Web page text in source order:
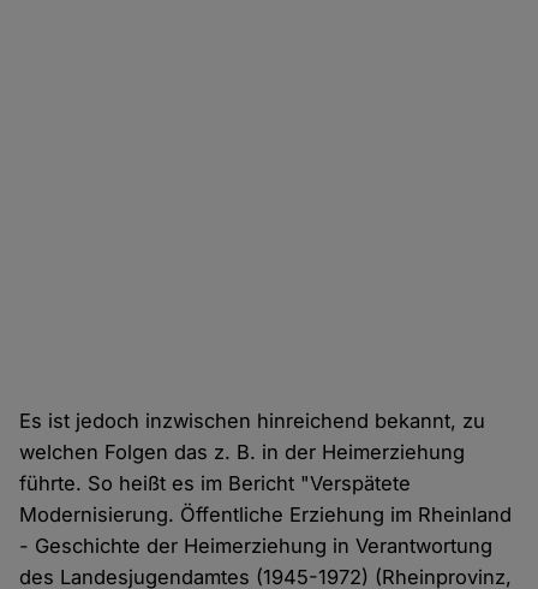
Es ist jedoch inzwischen hinreichend bekannt, zu
welchen Folgen das z. B. in der Heimerziehung
führte. So heißt es im Bericht "Verspätete
Modernisierung. Öffentliche Erziehung im Rheinland
- Geschichte der Heimerziehung in Verantwortung
des Landesjugendamtes (1945-1972) (Rheinprovinz,